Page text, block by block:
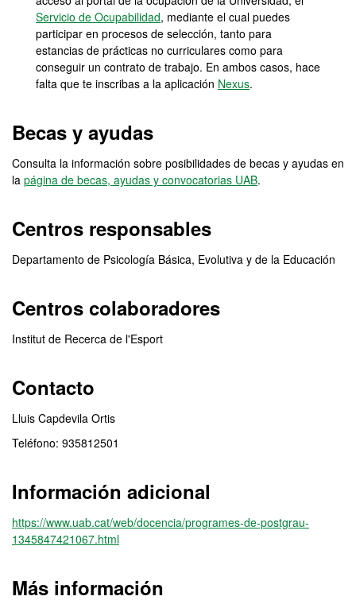
Servicio de Ocupabilidad, mediante el cual puedes
participar en procesos de selección, tanto para
estancias de prácticas no curriculares como para
conseguir un contrato de trabajo. En ambos casos, hace
falta que te inscribas a la aplicación Nexus.
Becas y ayudas
Consulta la información sobre posibilidades de becas y ayudas en
la página de becas, ayudas y convocatorias UAB.
Centros responsables
Departamento de Psicología Básica, Evolutiva y de la Educación
Centros colaboradores
Institut de Recerca de l'Esport
Contacto
Lluis Capdevila Ortis
Teléfono: 935812501
Información adicional
https://www.uab.cat/web/docencia/programes-de-postgrau-
1345847421067.html
Más información